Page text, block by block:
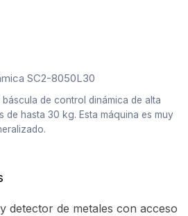
SC2-8050L30
de control dinámica de alta
de hasta 30 kg. Esta máquina es muy
detector de metales con acceso